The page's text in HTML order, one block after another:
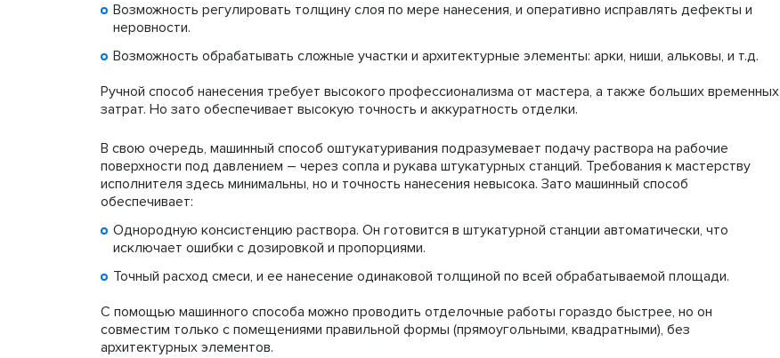
Возможность регулировать толщину слоя по мере нанесения, и оперативно исправлять дефекты и
неровности.
Возможность обрабатывать сложные участки и архитектурные элементы: арки, ниши, альковы, и т.д.
Ручной способ нанесения требует высокого профессионализма от мастера, а также больших временных
затрат. Но зато обеспечивает высокую точность и аккуратность отделки.
В свою очередь, машинный способ оштукатуривания подразумевает подачу раствора на рабочие
поверхности под давлением – через сопла и рукава штукатурных станций. Требования к мастерству
исполнителя здесь минимальны, но и точность нанесения невысока. Зато машинный способ
обеспечивает:
Однородную консистенцию раствора. Он готовится в штукатурной станции автоматически, что
исключает ошибки с дозировкой и пропорциями.
Точный расход смеси, и ее нанесение одинаковой толщиной по всей обрабатываемой площади.
С помощью машинного способа можно проводить отделочные работы гораздо быстрее, но он
совместим только с помещениями правильной формы (прямоугольными, квадратными), без
архитектурных элементов.